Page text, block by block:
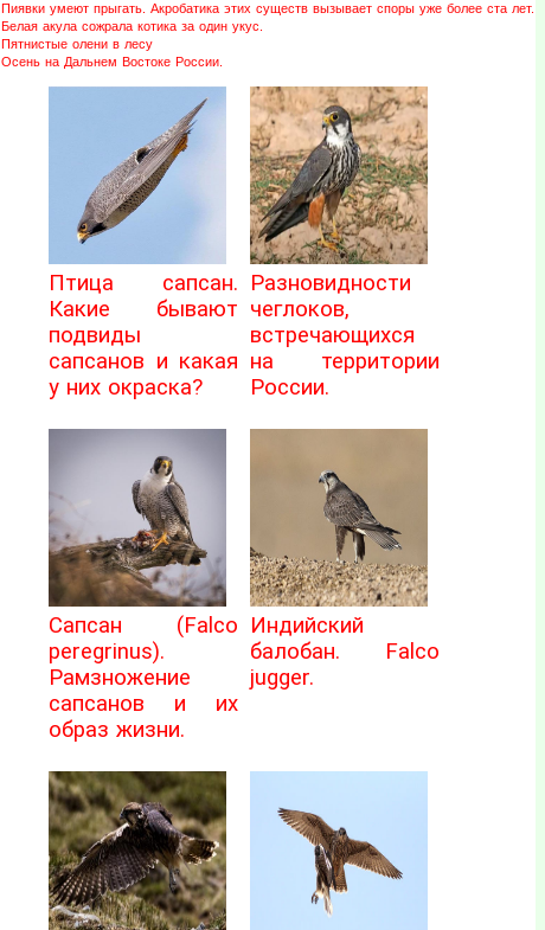
Пиявки умеют прыгать. Акробатика этих существ вызывает споры уже более ста лет.
Белая акула сожрала котика за один укус.
Пятнистые олени в лесу
Осень на Дальнем Востоке России.
Птица сапсан.
Какие бывают
подвиды
сапсанов и какая
у них окраска?
Разновидности
чеглоков,
встречающихся
на территории
России.
Сапсан (Falco
peregrinus).
Рамзножение
сапсанов и их
образ жизни.
Индийский
балобан. Falco
jugger.